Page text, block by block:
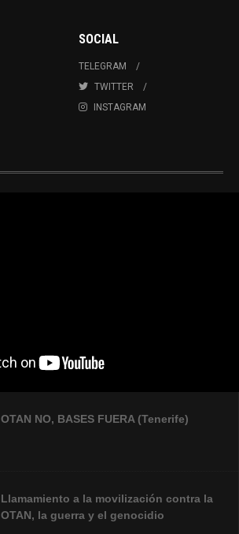
SOCIAL
TELEGRAM
TWITTER
INSTAGRAM
OTAN NO, BASES FUERA (Tenerife)
Llamamiento a la movilización contra la
OTAN, la guerra y el genocidio